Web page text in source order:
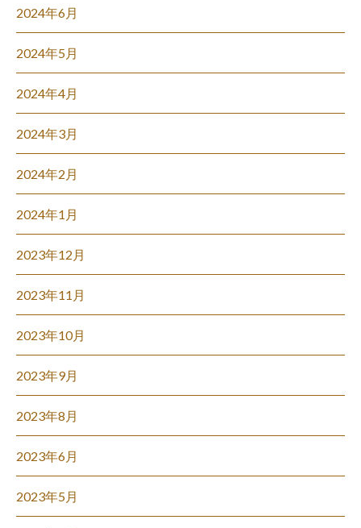
2024年6月
2024年5月
2024年4月
2024年3月
2024年2月
2024年1月
2023年12月
2023年11月
2023年10月
2023年9月
2023年8月
2023年6月
2023年5月